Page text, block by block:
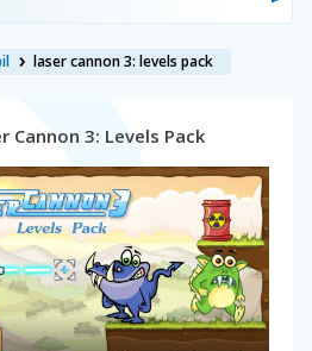
laser cannon 3: levels pack
Cannon 3: Levels Pack